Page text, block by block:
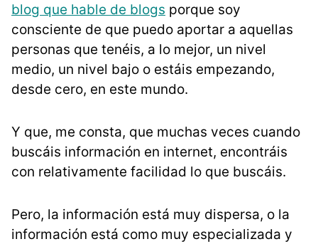
blog que hable de blogs porque soy
consciente de que puedo aportar a aquellas
personas que tenéis, a lo mejor, un nivel
medio, un nivel bajo o estáis empezando,
desde cero, en este mundo.
Y que, me consta, que muchas veces cuando
buscáis información en internet, encontráis
con relativamente facilidad lo que buscáis.
Pero, la información está muy dispersa, o la
información está como muy especializada y